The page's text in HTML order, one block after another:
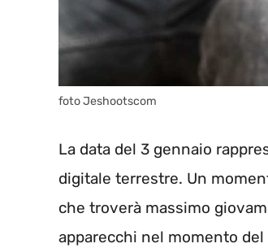
foto Jeshootscom
La data del 3 gennaio
digitale terrestre. Un
che troverà massimo
apparecchi nel momento